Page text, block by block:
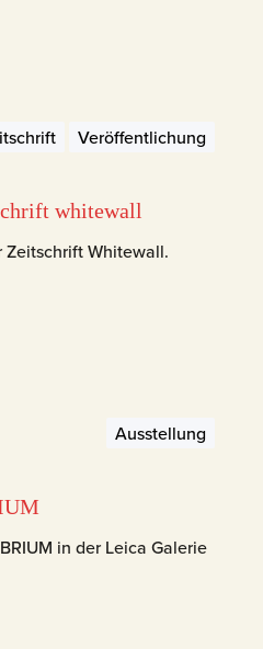
Veröffentlichung
whitewall
Whitewall.
Ausstellung
in der Leica Galerie